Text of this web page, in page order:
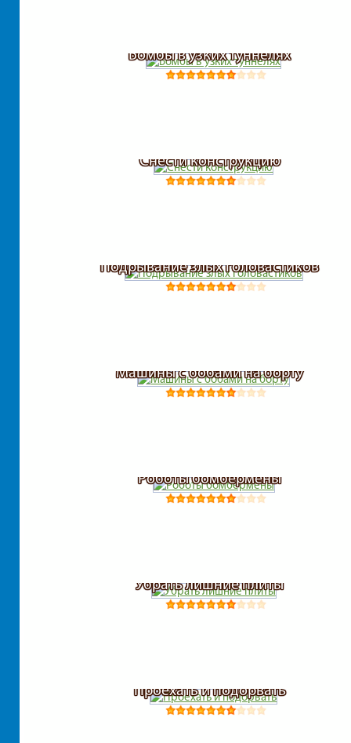
Бомбы в узких туннелях
Снести конструкцию
Подрывание злых головастиков
Машины с бобами на борту
Роботы бомбермены
Убрать лишние плиты
Проехать и подорвать